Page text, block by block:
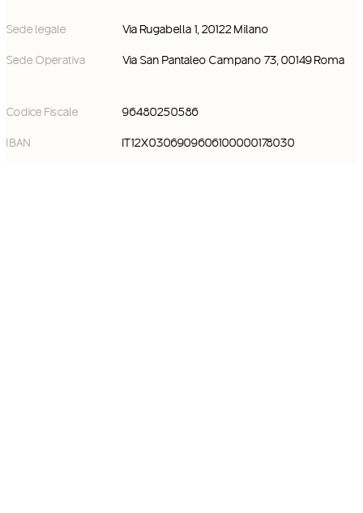
Sede legale Via Rugabella 1, 20122 Milano
Sede Operativa Via San Pantaleo Campano 73, 00149 Roma
Codice Fiscale 96480250586
IBAN IT12X0306909606100000178030